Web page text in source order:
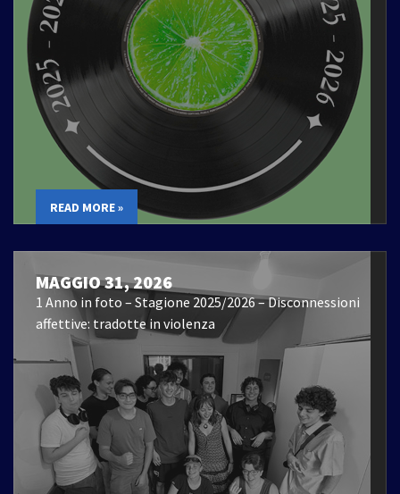
READ MORE »
MAGGIO 31, 2026
1 Anno in foto – Stagione 2025/2026 – Disconnessioni
affettive: tradotte in violenza